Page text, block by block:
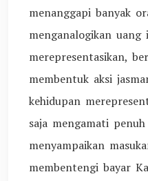
menanggapi banyak
menganalogikan
merepresentasikan,
membentuk aksi
kehidupan
saja mengamati
menyampaikan
membentengi bayar